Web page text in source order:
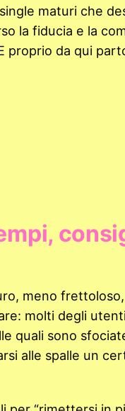
maturi che
la fiducia e la
proprio da qui
meno
molti degli
quali sono
alle spalle un